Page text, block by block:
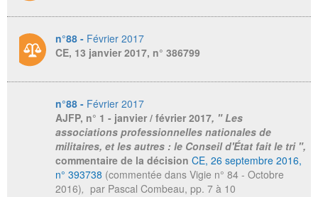
n°88 - Février 2017
CE, 13 janvier 2017, n° 386799
n°88 - Février 2017
AJFP, n° 1 - janvier / février 2017, " Les
associations professionnelles nationales de
militaires, et les autres : le Conseil d'État fait le tri ",
commentaire de la décision CE, 26 septembre 2016,
n° 393738 (commentée dans Vigie n° 84 - Octobre
2016), par Pascal Combeau, pp. 7 à 10